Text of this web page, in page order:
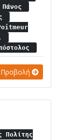
Πάνος
Προβολή
Πολίτης